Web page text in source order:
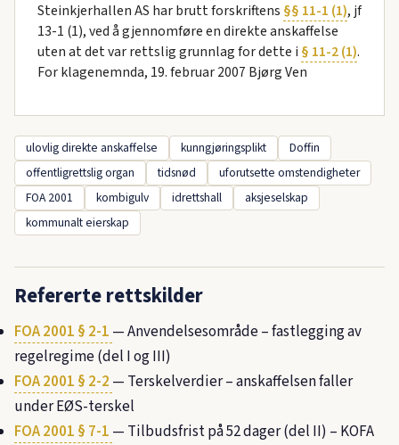
Steinkjerhallen AS har brutt forskriftens §§ 11-1 (1), jf
13-1 (1), ved å gjennomføre en direkte anskaffelse
uten at det var rettslig grunnlag for dette i § 11-2 (1).
For klagenemnda, 19. februar 2007 Bjørg Ven
ulovlig direkte anskaffelse kunngjøringsplikt
Doffin
offentligrettslig organ
tidsnød
uforutsette omstendigheter
FOA 2001
kombigulv idrettshall
aksjeselskap
kommunalt eierskap
Refererte rettskilder
FOA 2001 § 2-1 — Anvendelsesområde – fastlegging av
regelregime (del I og III)
FOA 2001 § 2-2 — Terskelverdier – anskaffelsen faller
under EØS-terskel
FOA 2001 § 7-1 — Tilbudsfrist på 52 dager (del II) – KOFA